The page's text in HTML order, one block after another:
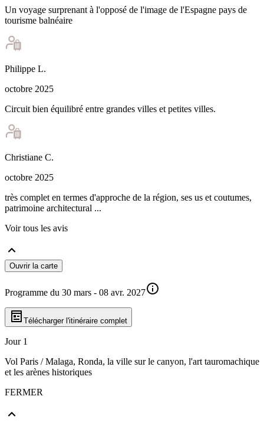
Un voyage surprenant à l'opposé de l'image de l'Espagne pays de
tourisme balnéaire
Philippe L.
octobre 2025
Circuit bien équilibré entre grandes villes et petites villes.
Christiane C.
octobre 2025
très complet en termes d'approche de la région, ses us et coutumes,
patrimoine architectural ...
Voir tous les avis
Ouvrir la carte
Programme du 30 mars - 08 avr. 2027
Télécharger l'itinéraire complet
Jour 1
Vol Paris / Malaga, Ronda, la ville sur le canyon, l'art tauromachique
et les arènes historiques
FERMER